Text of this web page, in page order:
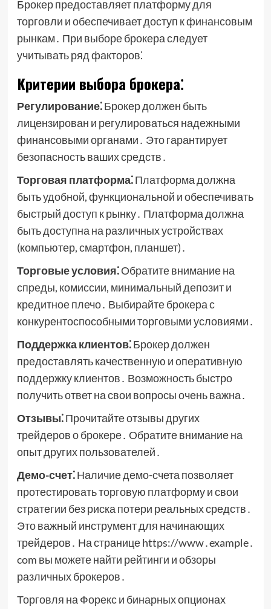
Брокер предоставляет платформу для
торговли и обеспечивает доступ к финансовым
рынкам․ При выборе брокера следует
учитывать ряд факторов⁚
Критерии выбора брокера⁚
Регулирование⁚Брокер должен быть
лицензирован и регулироваться надежными
финансовыми органами․ Это гарантирует
безопасность ваших средств․
Торговая платформа⁚Платформа должна
быть удобной, функциональной и обеспечивать
быстрый доступ к рынку․ Платформа должна
быть доступна на различных устройствах
(компьютер, смартфон, планшет)․
Торговые условия⁚Обратите внимание на
спреды, комиссии, минимальный депозит и
кредитное плечо․ Выбирайте брокера с
конкурентоспособными торговыми условиями․
Поддержка клиентов⁚Брокер должен
предоставлять качественную и оперативную
поддержку клиентов․ Возможность быстро
получить ответ на свои вопросы очень важна․
Отзывы⁚Прочитайте отзывы других
трейдеров о брокере․ Обратите внимание на
опыт других пользователей․
Демо-счет⁚Наличие демо-счета позволяет
протестировать торговую платформу и свои
стратегии без риска потери реальных средств․
Это важный инструмент для начинающих
трейдеров․ На странице https://www․example․
com вы можете найти рейтинги и обзоры
различных брокеров․
Торговля на Форекс и бинарных опционах